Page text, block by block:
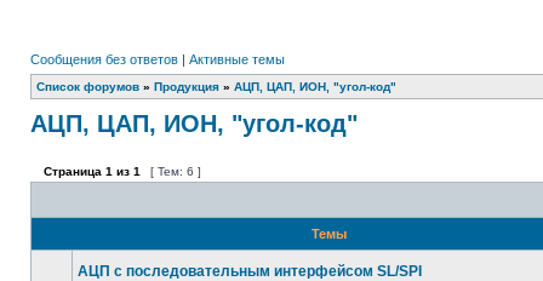
Сообщения без ответов | Активные темы
Список форумов » Продукция » АЦП, ЦАП, ИОН, "угол-код"
АЦП, ЦАП, ИОН, "угол-код"
Страница 1 из 1 [ Тем: 6 ]
Темы
АЦП с последовательным интерфейсом SL/SPI